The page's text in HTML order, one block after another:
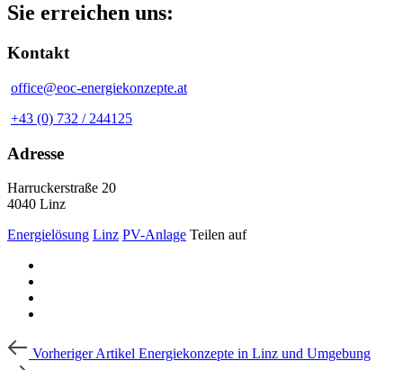
Sie erreichen uns:
Kontakt
office@eoc-energiekonzepte.at
+43 (0) 732 / 244125
Adresse
Harruckerstraße 20
4040 Linz
Energielösung Linz PV-Anlage Teilen auf
Beitragsnavigation
Artikel
Vorheriger Artikel Energiekonzepte in Linz und Umgebung